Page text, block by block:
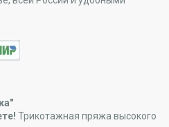
Трикотажная пряжа высокого